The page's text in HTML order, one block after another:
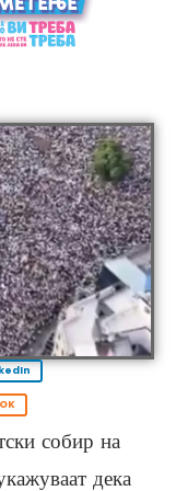
OK
собир на
дека